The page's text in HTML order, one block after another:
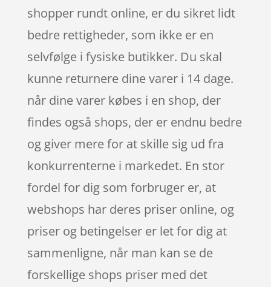
shopper rundt online, er du sikret lidt
bedre rettigheder, som ikke er en
selvfølge i fysiske butikker. Du skal
kunne returnere dine varer i 14 dage.
når dine varer købes i en shop, der
findes også shops, der er endnu bedre
og giver mere for at skille sig ud fra
konkurrenterne i markedet. En stor
fordel for dig som forbruger er, at
webshops har deres priser online, og
priser og betingelser er let for dig at
sammenligne, når man kan se de
forskellige shops priser med det